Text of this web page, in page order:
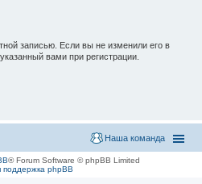
записью. Если вы не изменили его в
вами при регистрации.
Наша команда
® Forum Software © phpBB Limited
поддержка phpBB